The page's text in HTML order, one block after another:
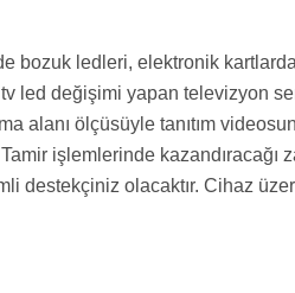
bozuk ledleri, elektronik
değişimi yapan televizyon
ölçüsüyle tanıtım
işlemlerinde
destekçiniz olacaktır. Cihaz